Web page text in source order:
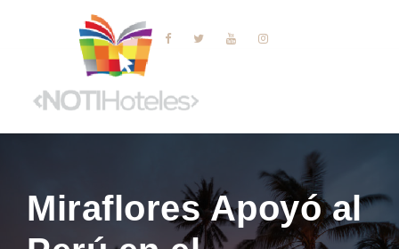
Miraflores Apoyó al